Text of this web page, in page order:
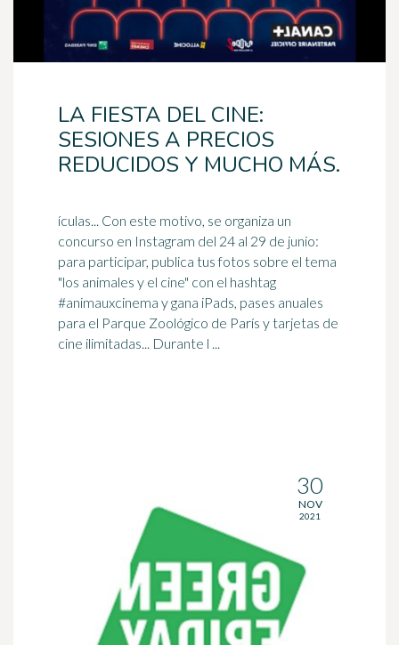
LA FIESTA DEL CINE:
SESIONES A PRECIOS
REDUCIDOS Y MUCHO MÁS.
ículas... Con este motivo, se organiza un
concurso en Instagram del 24 al 29 de junio:
para participar, publica tus fotos sobre el tema
"los animales y el cine" con el hashtag
#animauxcinema y gana iPads, pases anuales
para el Parque Zoológico de París y tarjetas de
cine ilimitadas... Durante l ...
30
NOV
2021